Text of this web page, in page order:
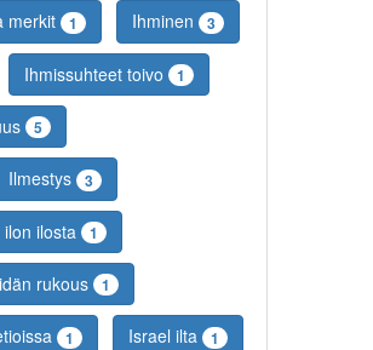
merkit 1 Ihminen 3
Ihmissuhteet toivo 1
5
Ilmestys 3
ilon ilosta 1
rukous 1
1 Israel ilta 1